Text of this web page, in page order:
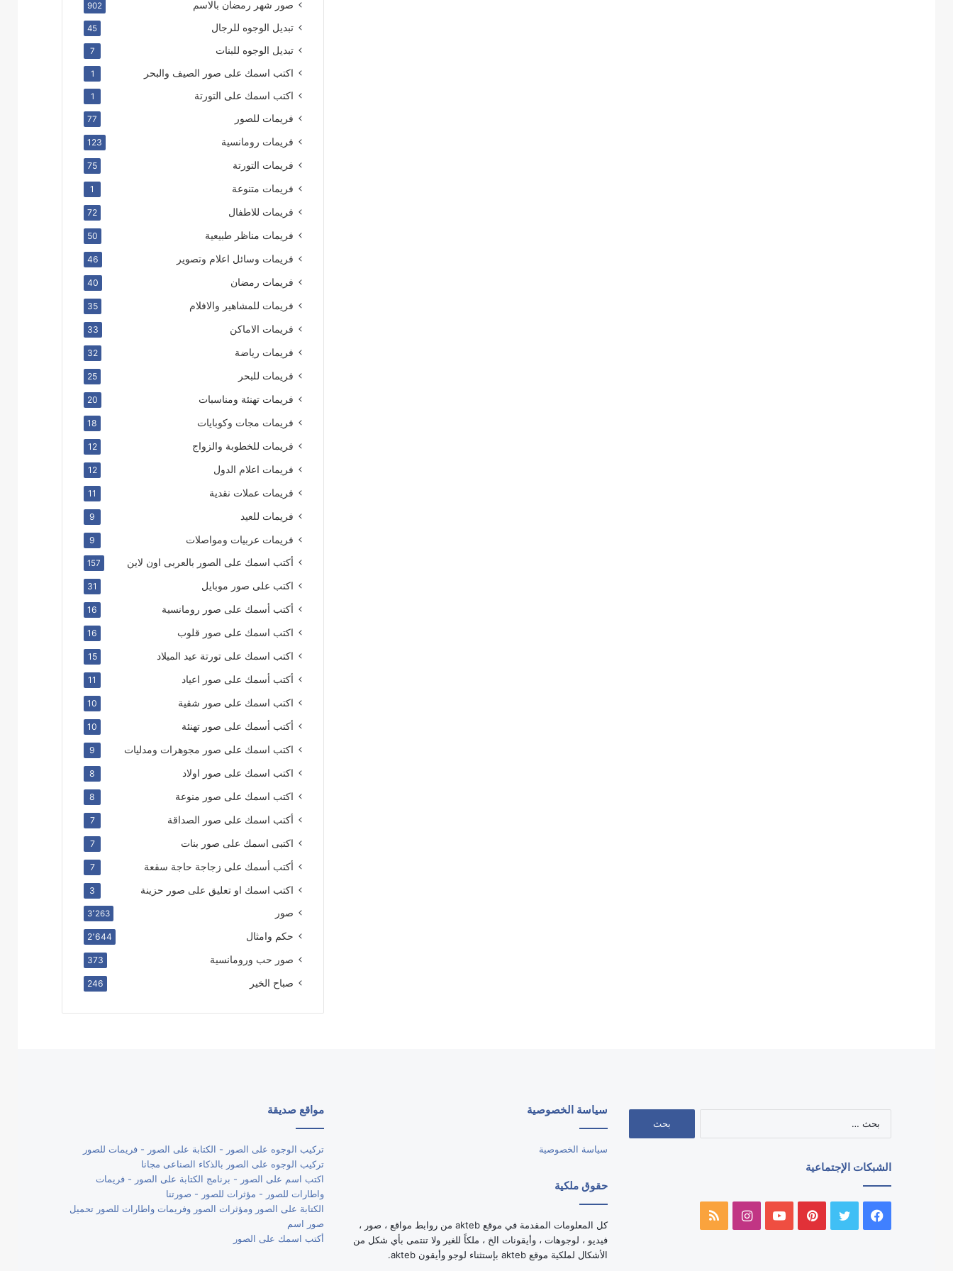
صور شهر رمضان بالاسم 902
تبديل الوجوه للرجال 45
تبديل الوجوه للبنات 7
اكتب اسمك على صور الصيف والبحر 1
اكتب اسمك على التورتة 1
فريمات للصور 77
فريمات رومانسية 123
فريمات التورتة 75
فريمات متنوعة 1
فريمات للاطفال 72
فريمات مناظر طبيعية 50
فريمات وسائل اعلام وتصوير 46
فريمات رمضان 40
فريمات للمشاهير والافلام 35
فريمات الاماكن 33
فريمات رياضة 32
فريمات للبحر 25
فريمات تهنئة ومناسبات 20
فريمات مجات وكوبايات 18
فريمات للخطوبة والزواج 12
فريمات اعلام الدول 12
فريمات عملات نقدية 11
فريمات للعيد 9
فريمات عربيات ومواصلات 9
أكتب اسمك على الصور بالعربى اون لاين 157
اكتب على صور موبايل 31
أكتب أسمك على صور رومانسية 16
اكتب اسمك على صور قلوب 16
اكتب اسمك على تورتة عيد الميلاد 15
أكتب أسمك على صور اعياد 11
اكتب اسمك على صور شقية 10
أكتب أسمك على صور تهنئة 10
اكتب اسمك على صور مجوهرات ومدليات 9
اكتب اسمك على صور اولاد 8
اكتب اسمك على صور منوعة 8
أكتب اسمك على صور الصداقة 7
اكتبى اسمك على صور بنات 7
أكتب أسمك على زجاجة حاجة سقعة 7
اكتب اسمك او تعليق على صور حزينة 3
صور 3٬263
حكم وامثال 2٬644
صور حب ورومانسية 373
صباح الخير 246
الشبكات الإجتماعية
فيسبوك تويتر بينتيريستيوتيوبانستقرامملخص
سياسة الخصوصية
سياسة الخصوصية
حقوق ملكية
كل المعلومات المقدمة في موقع akteb من روابط مواقع ، صور ،
فيديو ، لوجوهات ، وأيقونات الخ ، ملكاً للغير ولا تنتمى بأي شكل من
الأشكال لملكية موقع akteb بإستثناء لوجو وأيقون akteb.
مواقع صديقة
تركيب الوجوه على الصور - الكتابة على الصور - فريمات للصور
تركيب الوجوه على الصور بالذكاء الصناعى مجانا
اكتب اسم على الصور - برنامج الكتابة على الصور - فريمات
واطارات للصور - مؤثرات للصور - صورتنا
الكتابة على الصور ومؤثرات الصور وفريمات واطارات للصور تحميل
صور اسم
أكتب اسمك على الصور